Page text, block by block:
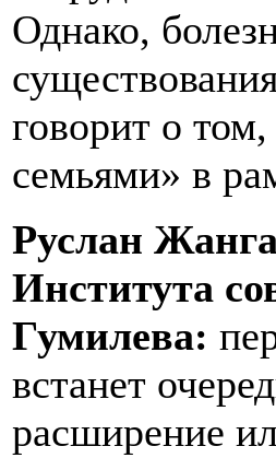
Однако,
говорит о
семьями» в
Руслан
Института
Гумилева:
встанет
расширение